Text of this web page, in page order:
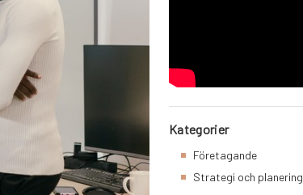
Kategorier
Företagande
Strategi och planering